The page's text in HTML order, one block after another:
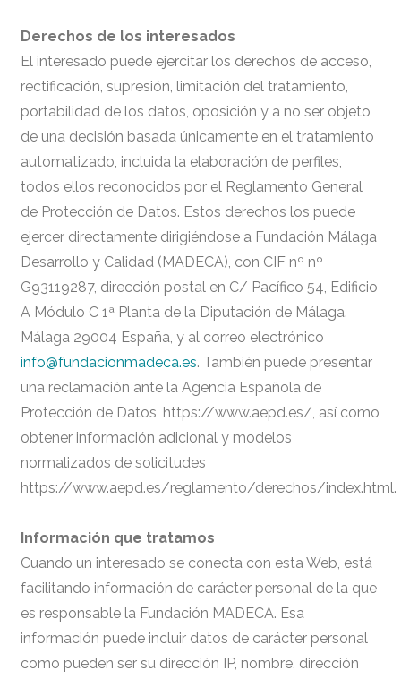
Derechos de los interesados
El interesado puede ejercitar los derechos de acceso,
rectificación, supresión, limitación del tratamiento,
portabilidad de los datos, oposición y a no ser objeto
de una decisión basada únicamente en el tratamiento
automatizado, incluida la elaboración de perfiles,
todos ellos reconocidos por el Reglamento General
de Protección de Datos. Estos derechos los puede
ejercer directamente dirigiéndose a Fundación Málaga
Desarrollo y Calidad (MADECA), con CIF nº nº
G93119287, dirección postal en C/ Pacífico 54, Edificio
A Módulo C 1ª Planta de la Diputación de Málaga.
Málaga 29004 España, y al correo electrónico
info@fundacionmadeca.es. También puede presentar
una reclamación ante la Agencia Española de
Protección de Datos, https://www.aepd.es/, así como
obtener información adicional y modelos
normalizados de solicitudes
https://www.aepd.es/reglamento/derechos/index.html.
Información que tratamos
Cuando un interesado se conecta con esta Web, está
facilitando información de carácter personal de la que
es responsable la Fundación MADECA. Esa
información puede incluir datos de carácter personal
como pueden ser su dirección IP, nombre, dirección